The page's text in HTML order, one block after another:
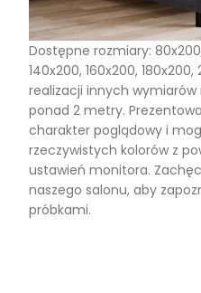
Dostępne rozmiary:
140x200, 160x200,
realizacji innych
ponad 2 metry.
charakter poglądowy i
rzeczywistych kolorów z
ustawień monitora.
naszego salonu, aby
próbkami.